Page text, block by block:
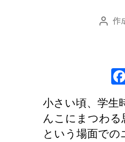
投
作
小さい頃、学生
んこにまつわ
という場面で